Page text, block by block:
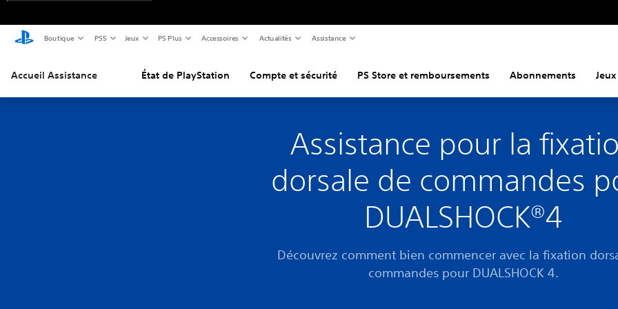
Boutique PS5 Jeux PS Plus Accessoires Actualités Assistance
Accueil Assistance État de PlayStation Compte et sécurité PS Store et remboursements Abonnements Jeux
Assistance pour la
dorsale de commandes
DUALSHOCK®4
Découvrez comment bien commencer avec la fixation
commandes pour DUALSHOCK 4.